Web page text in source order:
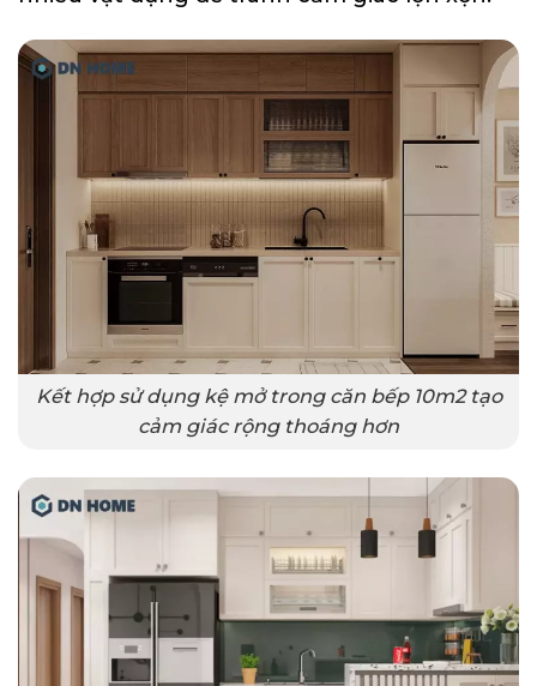
Kết hợp sử dụng kệ mở trong căn bếp 10m2 tạo
cảm giác rộng thoáng hơn